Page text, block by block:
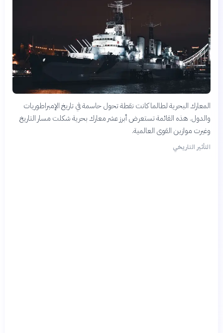
المعارك البحرية لطالما كانت نقطة تحول حاسمة في تاريخ الإمبراطوريات
والدول. هذه القائمة تستعرض أبرز عشر معارك بحرية شكلت مسار التاريخ
وغيرت موازين القوى العالمية.
التأثير التاريخي